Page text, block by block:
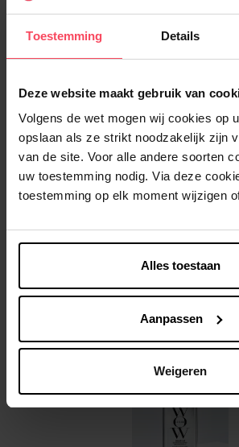
Toestemming Details
Deze website maakt gebruik van
Volgens de wet mogen wij cookies op
opslaan als ze strikt noodzakelijk zijn
van de site. Voor alle andere soorten
uw toestemming nodig. Via deze
toestemming op elk moment wijzigen
Alles toestaan
Aanpassen
Weigeren
Gratis retour in je winkelpunt
Verzending binnen 24u
Beschrijving
Gebruiksadvies